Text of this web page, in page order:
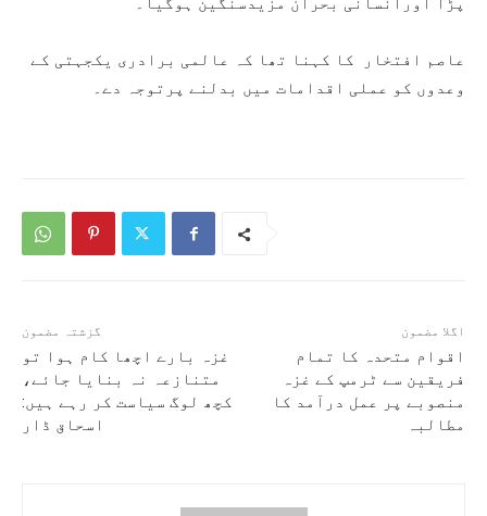
عاصم افتخار کا کہنا تھا کہ عالمی برادری یکجہتی کے
وعدوں کو عملی اقدامات میں بدلنے پرتوجہ دے۔
گزشتہ مضمون
غزہ بارے اچھا کام ہوا تو
متنازعہ نہ بنایا جائے،
کچھ لوگ سیاست کر رہے ہیں:
اسحاق ڈار
اگلا مضمون
اقوام متحدہ کا تمام
فریقین سے ٹرمپ کے غزہ
منصوبے پر عمل درآمد کا
مطالبہ